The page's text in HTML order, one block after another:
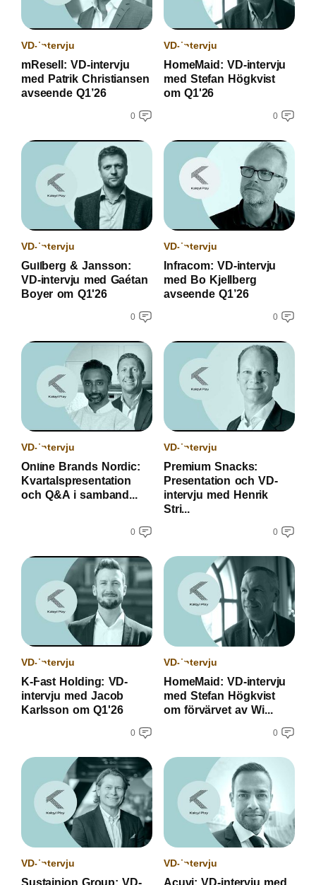
VD-intervju
mResell: VD-intervju
med Patrik Christiansen
avseende Q1’26
0
VD-intervju
HomeMaid: VD-intervju
med Stefan Högkvist
om Q1'26
0
VD-intervju
Gullberg & Jansson:
VD-intervju med Gaétan
Boyer om Q1'26
0
VD-intervju
Infracom: VD-intervju
med Bo Kjellberg
avseende Q1’26
0
VD-intervju
Online Brands Nordic:
Kvartalspresentation
och Q&A i samband...
0
VD-intervju
Premium Snacks:
Presentation och VD-
intervju med Henrik
Stri...
0
VD-intervju
K-Fast Holding: VD-
intervju med Jacob
Karlsson om Q1'26
0
VD-intervju
HomeMaid: VD-intervju
med Stefan Högkvist
om förvärvet av Wi...
0
VD-intervju
Sustainion Group: VD-
VD-intervju
Acuvi: VD-intervju med